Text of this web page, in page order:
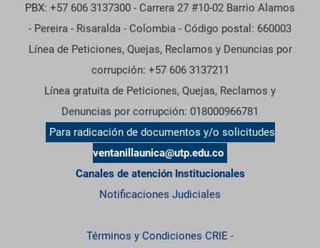
PBX: +57 606 3137300 - Carrera 27 #10-02 Barrio Alamos
- Pereira - Risaralda - Colombia - Código postal: 660003
Línea de Peticiones, Quejas, Reclamos y Denuncias por
corrupción: +57 606 3137211
Línea gratuita de Peticiones, Quejas, Reclamos y
Denuncias por corrupción: 018000966781
Para radicación de documentos y/o solicitudes
ventanillaunica@utp.edu.co
Canales de atención Institucionales
Notificaciones Judiciales
Términos y Condiciones CRIE -